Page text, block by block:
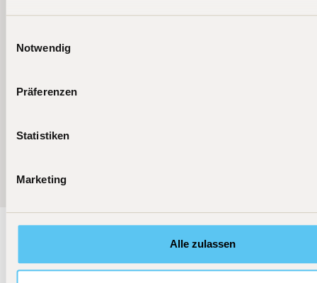
Notwendig
Präferenzen
Statistiken
Marketing
Alle zulassen
Stay up to date